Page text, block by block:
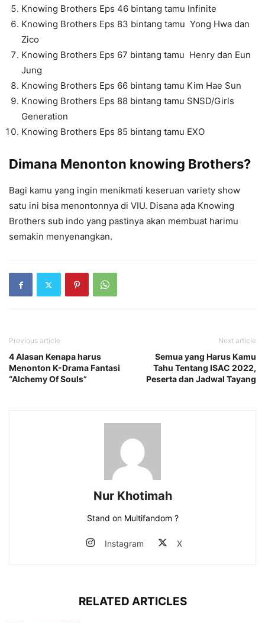
Knowing Brothers Eps 46 bintang tamu Infinite
Knowing Brothers Eps 83 bintang tamu Yong Hwa dan
Zico
Knowing Brothers Eps 67 bintang tamu Henry dan Eun
Jung
Knowing Brothers Eps 66 bintang tamu Kim Hae Sun
Knowing Brothers Eps 88 bintang tamu SNSD/Girls
Generation
Knowing Brothers Eps 85 bintang tamu EXO
Dimana Menonton knowing Brothers?
Bagi kamu yang ingin menikmati keseruan variety show
satu ini bisa menontonnya di VIU. Disana ada Knowing
Brothers sub indo yang pastinya akan membuat harimu
semakin menyenangkan.
Previous article
4 Alasan Kenapa harus
Menonton K-Drama Fantasi
“Alchemy Of Souls”
Next article
Semua yang Harus Kamu
Tahu Tentang ISAC 2022,
Peserta dan Jadwal Tayang
Nur Khotimah
Stand on Multifandom ?
Instagram X
RELATED ARTICLES